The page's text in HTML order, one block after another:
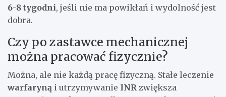
6-8 tygodni, jeśli nie ma powikłań i wydolność jest
dobra.
Czy po zastawce mechanicznej
można pracować fizycznie?
Można, ale nie każdą pracę fizyczną. Stałe leczenie
warfaryną i utrzymywanie INR zwiększa